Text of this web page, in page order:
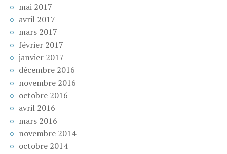
mai 2017
avril 2017
mars 2017
février 2017
janvier 2017
décembre 2016
novembre 2016
octobre 2016
avril 2016
mars 2016
novembre 2014
octobre 2014